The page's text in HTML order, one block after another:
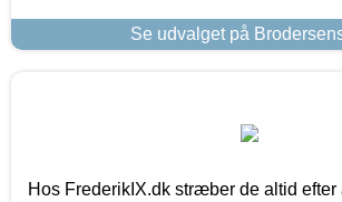
Se udvalget på
Hos FrederikIX.dk stræber de altid efter